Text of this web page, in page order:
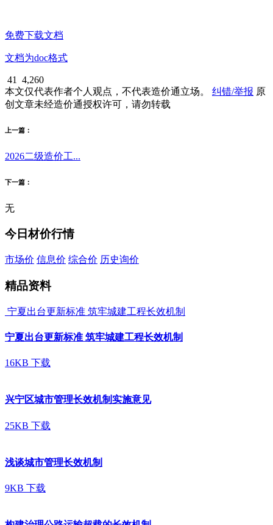
免费下载文档
文档为doc格式
41
4,260
本文仅代表作者个人观点，不代表造价通立场。 纠错/举报 原
创文章未经造价通授权许可，请勿转载
上一篇：
2026二级造价工...
下一篇：
无
今日材价行情
市场价 信息价 综合价 历史询价
精品资料
宁夏出台更新标准 筑牢城建工程长效机制
宁夏出台更新标准 筑牢城建工程长效机制
16KB 下载
兴宁区城市管理长效机制实施意见
25KB 下载
浅谈城市管理长效机制
9KB 下载